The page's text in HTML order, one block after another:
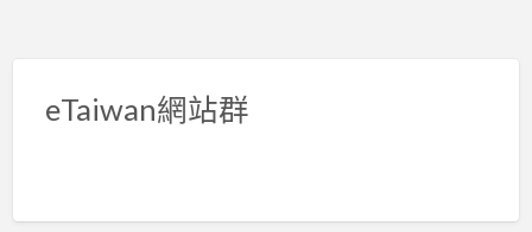
eTaiwan網站群